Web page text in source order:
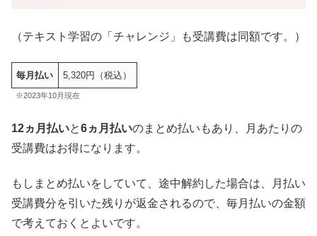
（テキスト学習の「チャレンジ」も受講費は同額です。）
毎月払い 5,320円（税込）
※2023年10月現在
12ヵ月払いと6ヵ月払いのまとめ払いもあり、月あたりの
受講費はお得になります。
もしまとめ払いをしていて、途中解約した場合は、月払い
受講費分を引いた残りが返金されるので、毎月払いの金額
で考えておくとよいです。